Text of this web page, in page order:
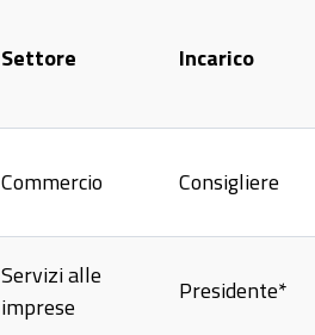
Settore Incarico
Commercio Consigliere
Servizi alle
imprese
Presidente*